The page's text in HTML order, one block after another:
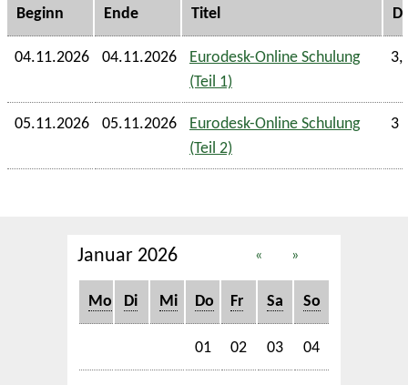
Beginn Ende Titel
04.11.2026 04.11.2026
Eurodesk-Online Schulung
(Teil 1)
05.11.2026 05.11.2026
Eurodesk-Online Schulung
(Teil 2)
3
Januar 2026 « »
Mo Di Mi Do Fr Sa So
01 02 03 04